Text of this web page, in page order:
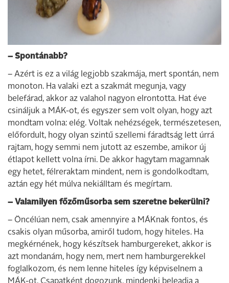
– Spontánabb?
– Azért is ez a világ legjobb szakmája, mert spontán, nem
monoton. Ha valaki ezt a szakmát megunja, vagy
belefárad, akkor az valahol nagyon elrontotta. Hat éve
csináljuk a MÁK-ot, és egyszer sem volt olyan, hogy azt
mondtam volna: elég. Voltak nehézségek, természetesen,
előfordult, hogy olyan szintű szellemi fáradtság lett úrrá
rajtam, hogy semmi nem jutott az eszembe, amikor új
étlapot kellett volna írni. De akkor hagytam magamnak
egy hetet, félreraktam mindent, nem is gondolkodtam,
aztán egy hét múlva nekiálltam és megírtam.
– Valamilyen főzőműsorba sem szeretne bekerülni?
– Öncélúan nem, csak amennyire a MÁKnak fontos, és
csakis olyan műsorba, amiről tudom, hogy hiteles. Ha
megkérnének, hogy készítsek hamburgereket, akkor is
azt mondanám, hogy nem, mert nem hamburgerekkel
foglalkozom, és nem lenne hiteles így képviselnem a